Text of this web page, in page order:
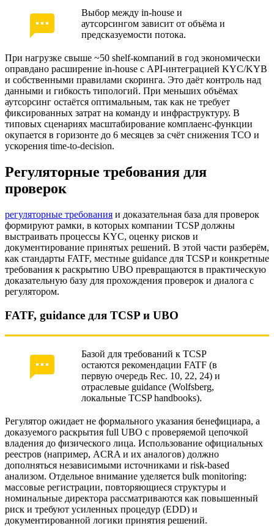
Выбор между in-house и
аутсорсингом зависит от объёма и
предсказуемости потока.
При нагрузке свыше ~50 shelf-компаний в год экономически
оправдано расширение in-house с API-интеграцией KYC/KYB
и собственными правилами скоринга. Это даёт контроль над
данными и гибкость типологий. При меньших объёмах
аутсорсинг остаётся оптимальным, так как не требует
фиксированных затрат на команду и инфраструктуру. В
типовых сценариях масштабирование комплаенс-функции
окупается в горизонте до 6 месяцев за счёт снижения TCO и
ускорения time-to-decision.
Регуляторные требования для
проверок
регуляторные требования и доказательная база для проверок
формируют рамки, в которых компании TCSP должны
выстраивать процессы KYC, оценку рисков и
документирование принятых решений. В этой части разберём,
как стандарты FATF, местные guidance для TCSP и конкретные
требования к раскрытию UBO превращаются в практическую
доказательную базу для прохождения проверок и диалога с
регулятором.
FATF, guidance для TCSP и UBO
Базой для требований к TCSP
остаются рекомендации FATF (в
первую очередь Rec. 10, 22, 24) и
отраслевые guidance (Wolfsberg,
локальные TCSP handbooks).
Регулятор ожидает не формального указания бенефициара, а
доказуемого раскрытия full UBO с проверяемой цепочкой
владения до физического лица. Использование официальных
реестров (например, ACRA и их аналогов) должно
дополняться независимыми источниками и risk-based
анализом. Отдельное внимание уделяется bulk monitoring:
массовые регистрации, повторяющиеся структуры и
номинальные директора рассматриваются как повышенный
риск и требуют усиленных процедур (EDD) и
документированной логики принятия решений.